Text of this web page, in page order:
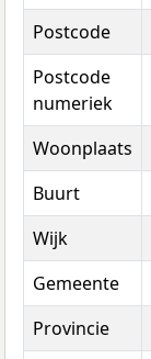
Postcode
Postcode
numeriek
Woonplaats
Buurt
Wijk
Gemeente
Provincie